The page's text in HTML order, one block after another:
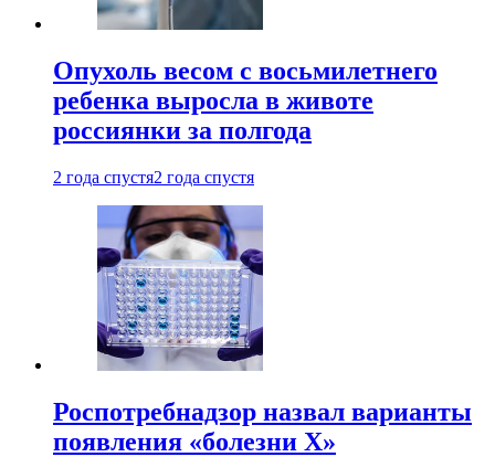
Опухоль весом с восьмилетнего
ребенка выросла в животе
россиянки за полгода
2 года спустя2 года спустя
Роспотребнадзор назвал варианты
появления «болезни Х»